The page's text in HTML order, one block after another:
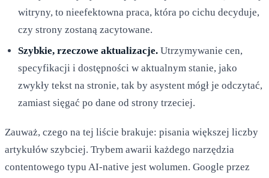
witryny, to nieefektowna praca, która po cichu decyduje,
czy strony zostaną zacytowane.
Szybkie, rzeczowe aktualizacje. Utrzymywanie cen,
specyfikacji i dostępności w aktualnym stanie, jako
zwykły tekst na stronie, tak by asystent mógł je odczytać,
zamiast sięgać po dane od strony trzeciej.
Zauważ, czego na tej liście brakuje: pisania większej liczby
artykułów szybciej. Trybem awarii każdego narzędzia
contentowego typu AI-native jest wolumen. Google przez